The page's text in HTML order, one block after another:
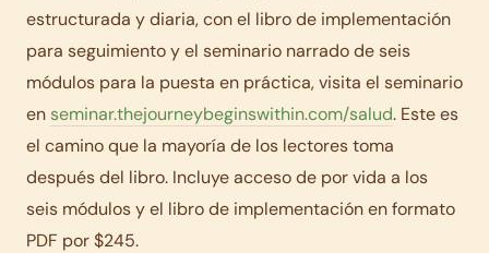
estructurada y diaria, con el libro de implementación
para seguimiento y el seminario narrado de seis
módulos para la puesta en práctica, visita el seminario
en seminar.thejourneybeginswithin.com/salud. Este es
el camino que la mayoría de los lectores toma
después del libro. Incluye acceso de por vida a los
seis módulos y el libro de implementación en formato
PDF por $245.